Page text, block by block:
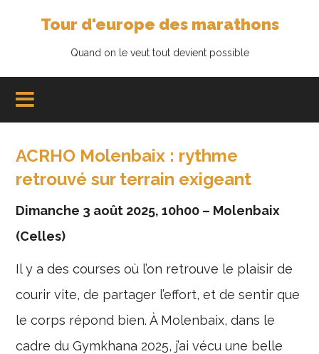
Tour d'europe des marathons
Quand on le veut tout devient possible
ACRHO Molenbaix : rythme
retrouvé sur terrain exigeant
Dimanche 3 août 2025, 10h00 – Molenbaix
(Celles)
Il y a des courses où l’on retrouve le plaisir de
courir vite, de partager l’effort, et de sentir que
le corps répond bien. À Molenbaix, dans le
cadre du Gymkhana 2025, j’ai vécu une belle